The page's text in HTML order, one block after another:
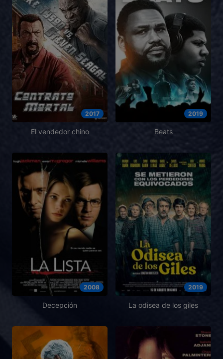
2017
El vendedor chino
2019
Beats
2008
Decepción
2019
La odisea de los giles